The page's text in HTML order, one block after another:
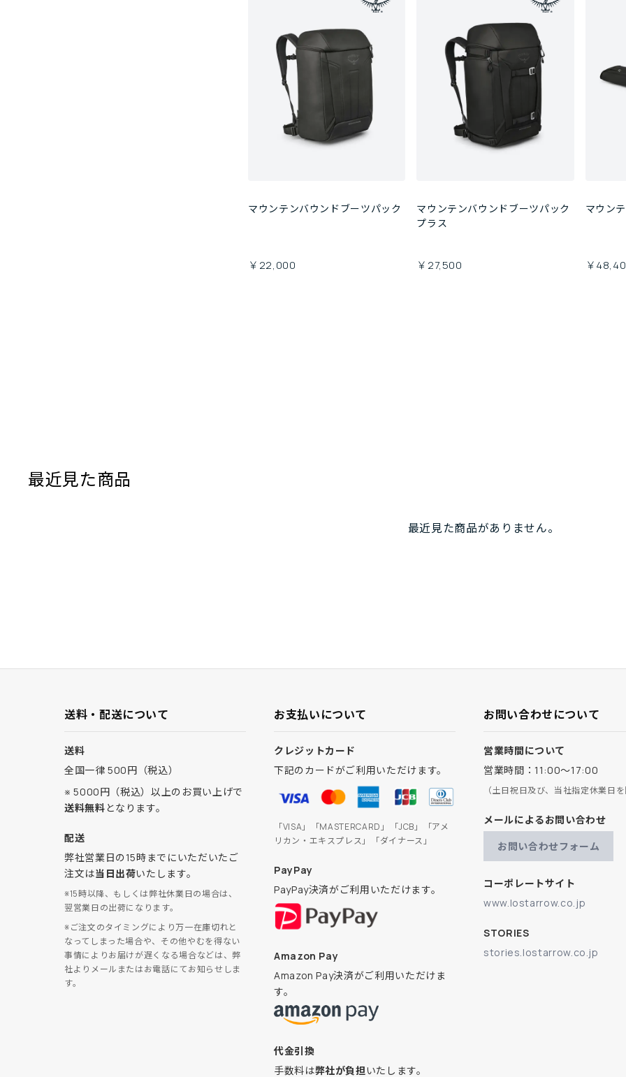
マウンテンバウンドブーツパック
￥22,000
マウンテンバウンドブーツパック
プラス
￥27,500
マウン
￥
最近見た商品
最近見た商品がありません。
送料・配送について
送料
全国一律 500円（税込）
※ 5000円（税込）以上のお買い上げで
送料無料となります。
配送
弊社営業日の15時までにいただいたご
注文は当日出荷いたします。
※15時以降、もしくは弊社休業日の場合は、
翌営業日の出荷になります。
※ご注文のタイミングにより万一在庫切れと
なってしまった場合や、その他やむを得ない
事情によりお届けが遅くなる場合などは、弊
社よりメールまたはお電話にてお知らせしま
す。
お支払いについて
クレジットカード
下記のカードがご利用いただけます。
「VISA」「MASTERCARD」「JCB」「アメ
リカン・エキスプレス」「ダイナース」
PayPay
PayPay決済がご利用いただけます。
Amazon Pay
Amazon Pay決済がご利用いただけま
す。
代金引換
手数料は弊社が負担いたします。
お問い合わせについて
営業時間について
営業時間：11:00～17:00
（土日祝日及び、当社指定休業日を
メールによるお問い合わせ
お問い合わせフォーム
コーポレートサイト
www.lostarrow.co.jp
STORIES
stories.lostarrow.co.jp